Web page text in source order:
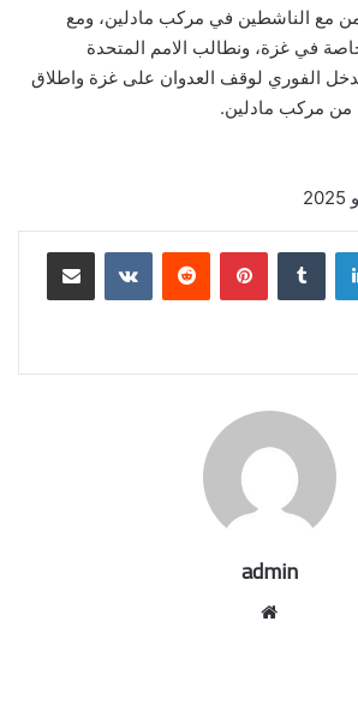
مع الناشطين في مركب مادلين، ومع
في غزة، ونطالب الامم المتحدة
الفوري لوقف العدوان على غزة واطلاق
من مركب مادلين.
لينكدإن بينتيريست مشاركة عبر البريد
admin